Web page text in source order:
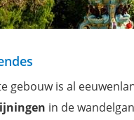
gebouw is al
in de